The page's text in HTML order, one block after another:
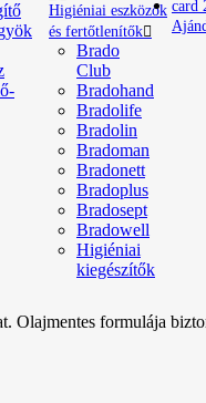
Higiéniai eszközök
és fertőtlenítők
Brado
Club
Bradohand
Bradolife
Bradolin
Bradoman
Bradonett
Bradoplus
Bradosept
Bradowell
Higiéniai
kiegészítők
formulája